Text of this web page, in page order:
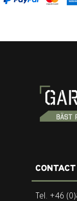
Tel. +46